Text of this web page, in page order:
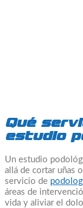
Qué
estudio
Un estudio
allá de cortar uñas
servicio de
áreas de
vida y aliviar el